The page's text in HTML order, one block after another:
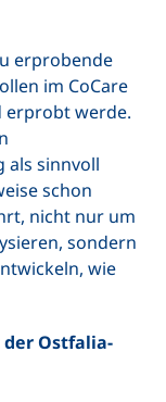
erprobende
im CoCare
erprobt werde.
als sinnvoll
schon
nicht nur um
sondern
wie
Ostfalia-